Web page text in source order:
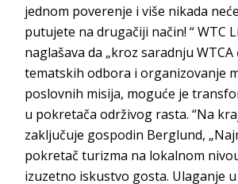
jednom poverenje i više nikada
putujete na drugačiji način! “ WTC
naglašava da „kroz saradnju WTCA
tematskih odbora i organizovanje
poslovnih misija, moguće je
u pokretača održivog rasta. “Na
zaključuje gospodin Berglund,
pokretač turizma na lokalnom
izuzetno iskustvo gosta. Ulaganje